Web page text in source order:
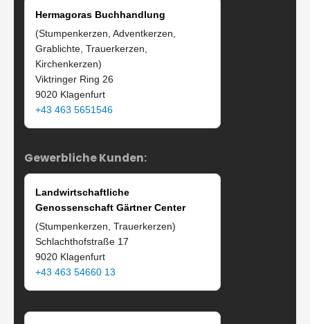
Hermagoras Buchhandlung
(Stumpenkerzen, Adventkerzen,
Grablichte, Trauerkerzen,
Kirchenkerzen)
Viktringer Ring 26
9020 Klagenfurt
+43 463 5651546
Gewerbliche Kunden:
Landwirtschaftliche
Genossenschaft Gärtner Center
(Stumpenkerzen, Trauerkerzen)
Schlachthofstraße 17
9020 Klagenfurt
+43 463 54660 13